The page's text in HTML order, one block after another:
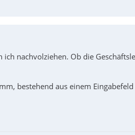
nachvolziehen. Ob die
bestehend aus einem